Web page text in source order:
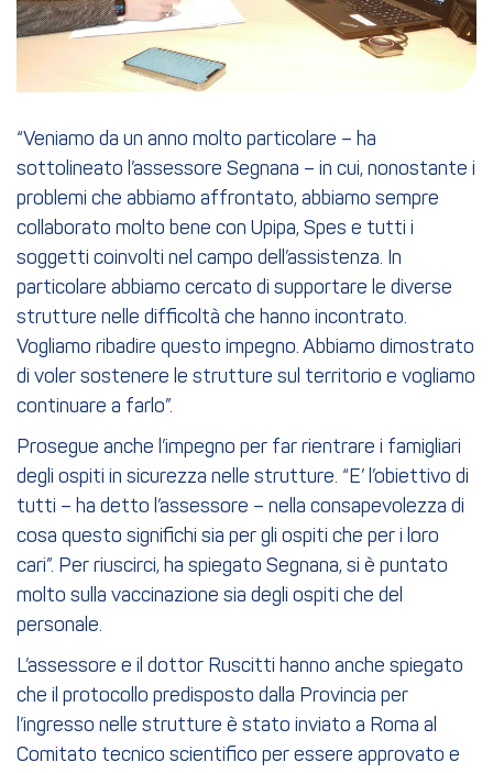
“Veniamo da un anno molto particolare – ha
sottolineato l’assessore Segnana – in cui, nonostante i
problemi che abbiamo affrontato, abbiamo sempre
collaborato molto bene con Upipa, Spes e tutti i
soggetti coinvolti nel campo dell’assistenza. In
particolare abbiamo cercato di supportare le diverse
strutture nelle difficoltà che hanno incontrato.
Vogliamo ribadire questo impegno. Abbiamo dimostrato
di voler sostenere le strutture sul territorio e vogliamo
continuare a farlo”.
Prosegue anche l’impegno per far rientrare i famigliari
degli ospiti in sicurezza nelle strutture. “E’ l’obiettivo di
tutti – ha detto l’assessore – nella consapevolezza di
cosa questo significhi sia per gli ospiti che per i loro
cari”. Per riuscirci, ha spiegato Segnana, si è puntato
molto sulla vaccinazione sia degli ospiti che del
personale.
L’assessore e il dottor Ruscitti hanno anche spiegato
che il protocollo predisposto dalla Provincia per
l’ingresso nelle strutture è stato inviato a Roma al
Comitato tecnico scientifico per essere approvato e